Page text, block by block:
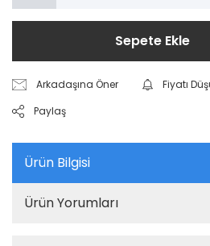
Sepete Ekle
Arkadaşına Öner
Fiyatı
Paylaş
Ürün Bilgisi
Ürün Yorumları